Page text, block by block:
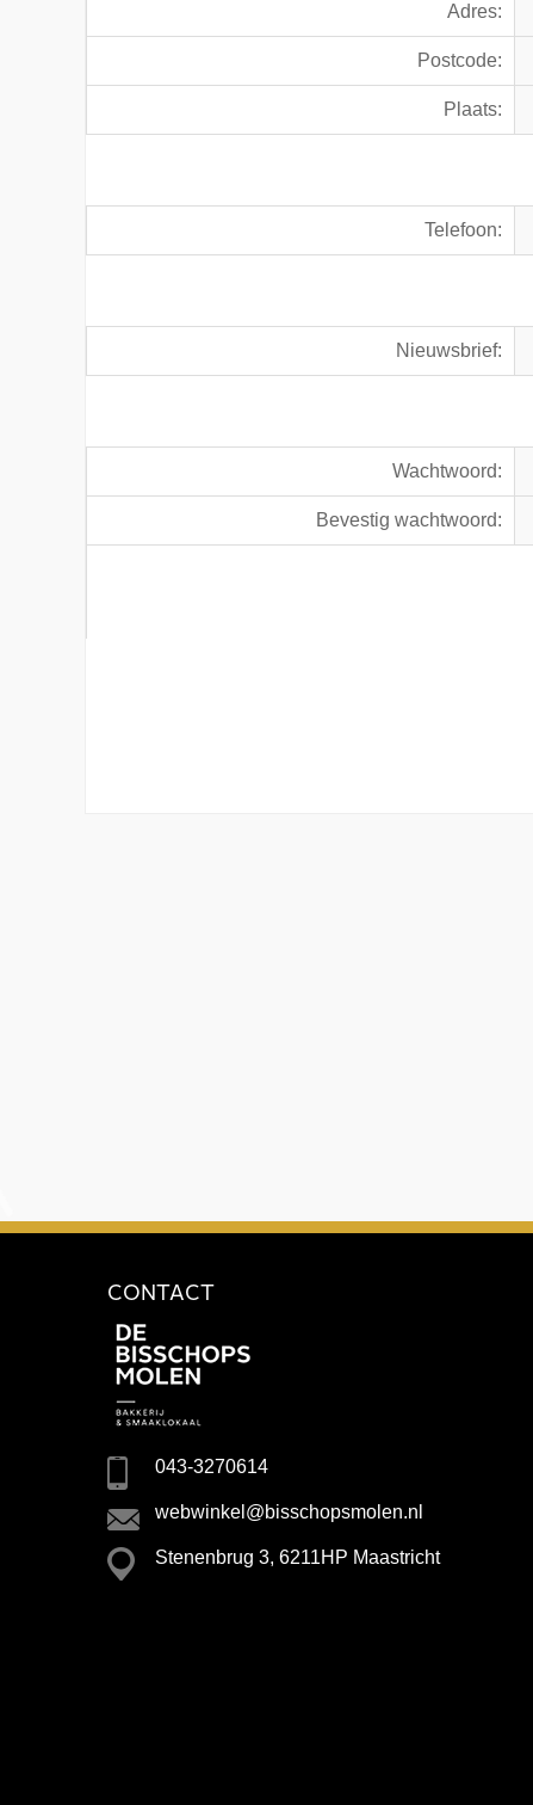
Adres:
Postcode:
Plaats:
Telefoon:
Nieuwsbrief:
Wachtwoord:
Bevestig wachtwoord:
CONTACT
043-3270614
webwinkel@bisschopsmolen.nl
Stenenbrug 3, 6211HP Maastricht